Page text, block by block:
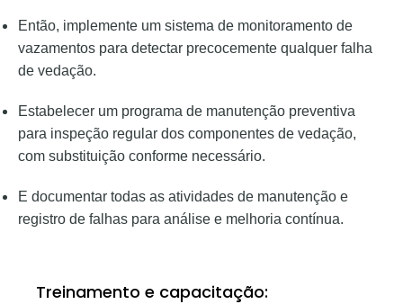
Então, implemente um sistema de monitoramento de
vazamentos para detectar precocemente qualquer falha
de vedação.
Estabelecer um programa de manutenção preventiva
para inspeção regular dos componentes de vedação,
com substituição conforme necessário.
E documentar todas as atividades de manutenção e
registro de falhas para análise e melhoria contínua.
Treinamento e capacitação: